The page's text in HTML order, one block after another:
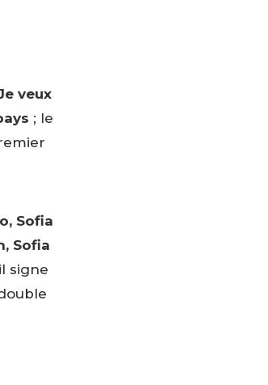
veux
; le
Sofia
Sofia
signe